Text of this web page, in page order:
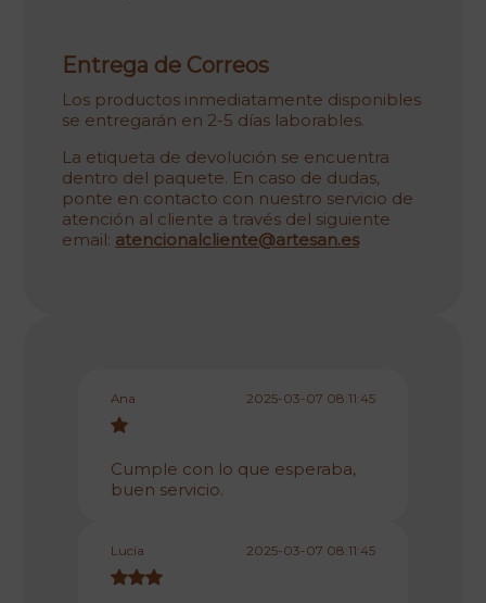
Entrega de Correos
Los productos inmediatamente disponibles
se entregarán en 2-5 días laborables.
La etiqueta de devolución se encuentra
dentro del paquete. En caso de dudas,
ponte en contacto con nuestro servicio de
atención al cliente a través del siguiente
email: atencionalcliente@artesan.es
Ana 2025-03-07 08:11:45
Cumple con lo que esperaba,
buen servicio.
Lucía 2025-03-07 08:11:45